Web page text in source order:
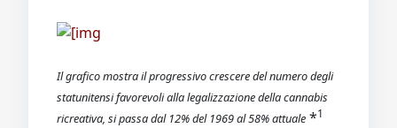
Il grafico mostra il progressivo crescere del numero degli
statunitensi favorevoli alla legalizzazione della cannabis
ricreativa, si passa dal 12% del 1969 al 58% attuale *1